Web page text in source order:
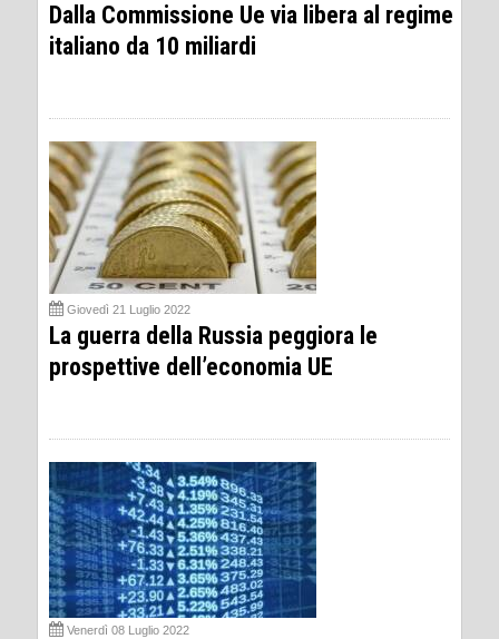
Dalla Commissione Ue via libera al regime
italiano da 10 miliardi
Giovedì 21 Luglio 2022
La guerra della Russia peggiora le
prospettive dell’economia UE
Venerdì 08 Luglio 2022